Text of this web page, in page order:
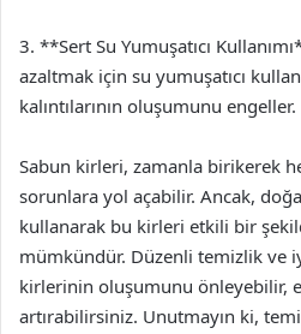
3. **Sert Su Yumuşatıcı
azaltmak için su yumuşatıcı
kalıntılarının oluşumunu engeller.
Sabun kirleri, zamanla birikerek
sorunlara yol açabilir. Ancak,
kullanarak bu kirleri etkili bir
mümkündür. Düzenli temizlik ve
kirlerinin oluşumunu önleyebilir,
artırabilirsiniz. Unutmayın ki,